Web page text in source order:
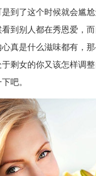
到了这个时候就会尴
到别人都在秀恩爱，
真是什么滋味都有，
剩女的你又该怎样调
吧。